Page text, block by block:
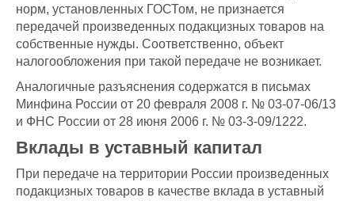
норм, установленных ГОСТом, не признается
передачей произведенных подакцизных товаров на
собственные нужды. Соответственно, объект
налогообложения при такой передаче не возникает.
Аналогичные разъяснения содержатся в письмах
Минфина России от 20 февраля 2008 г. № 03-07-06/13
и ФНС России от 28 июня 2006 г. № 03-3-09/1222.
Вклады в уставный капитал
При передаче на территории России произведенных
подакцизных товаров в качестве вклада в уставный